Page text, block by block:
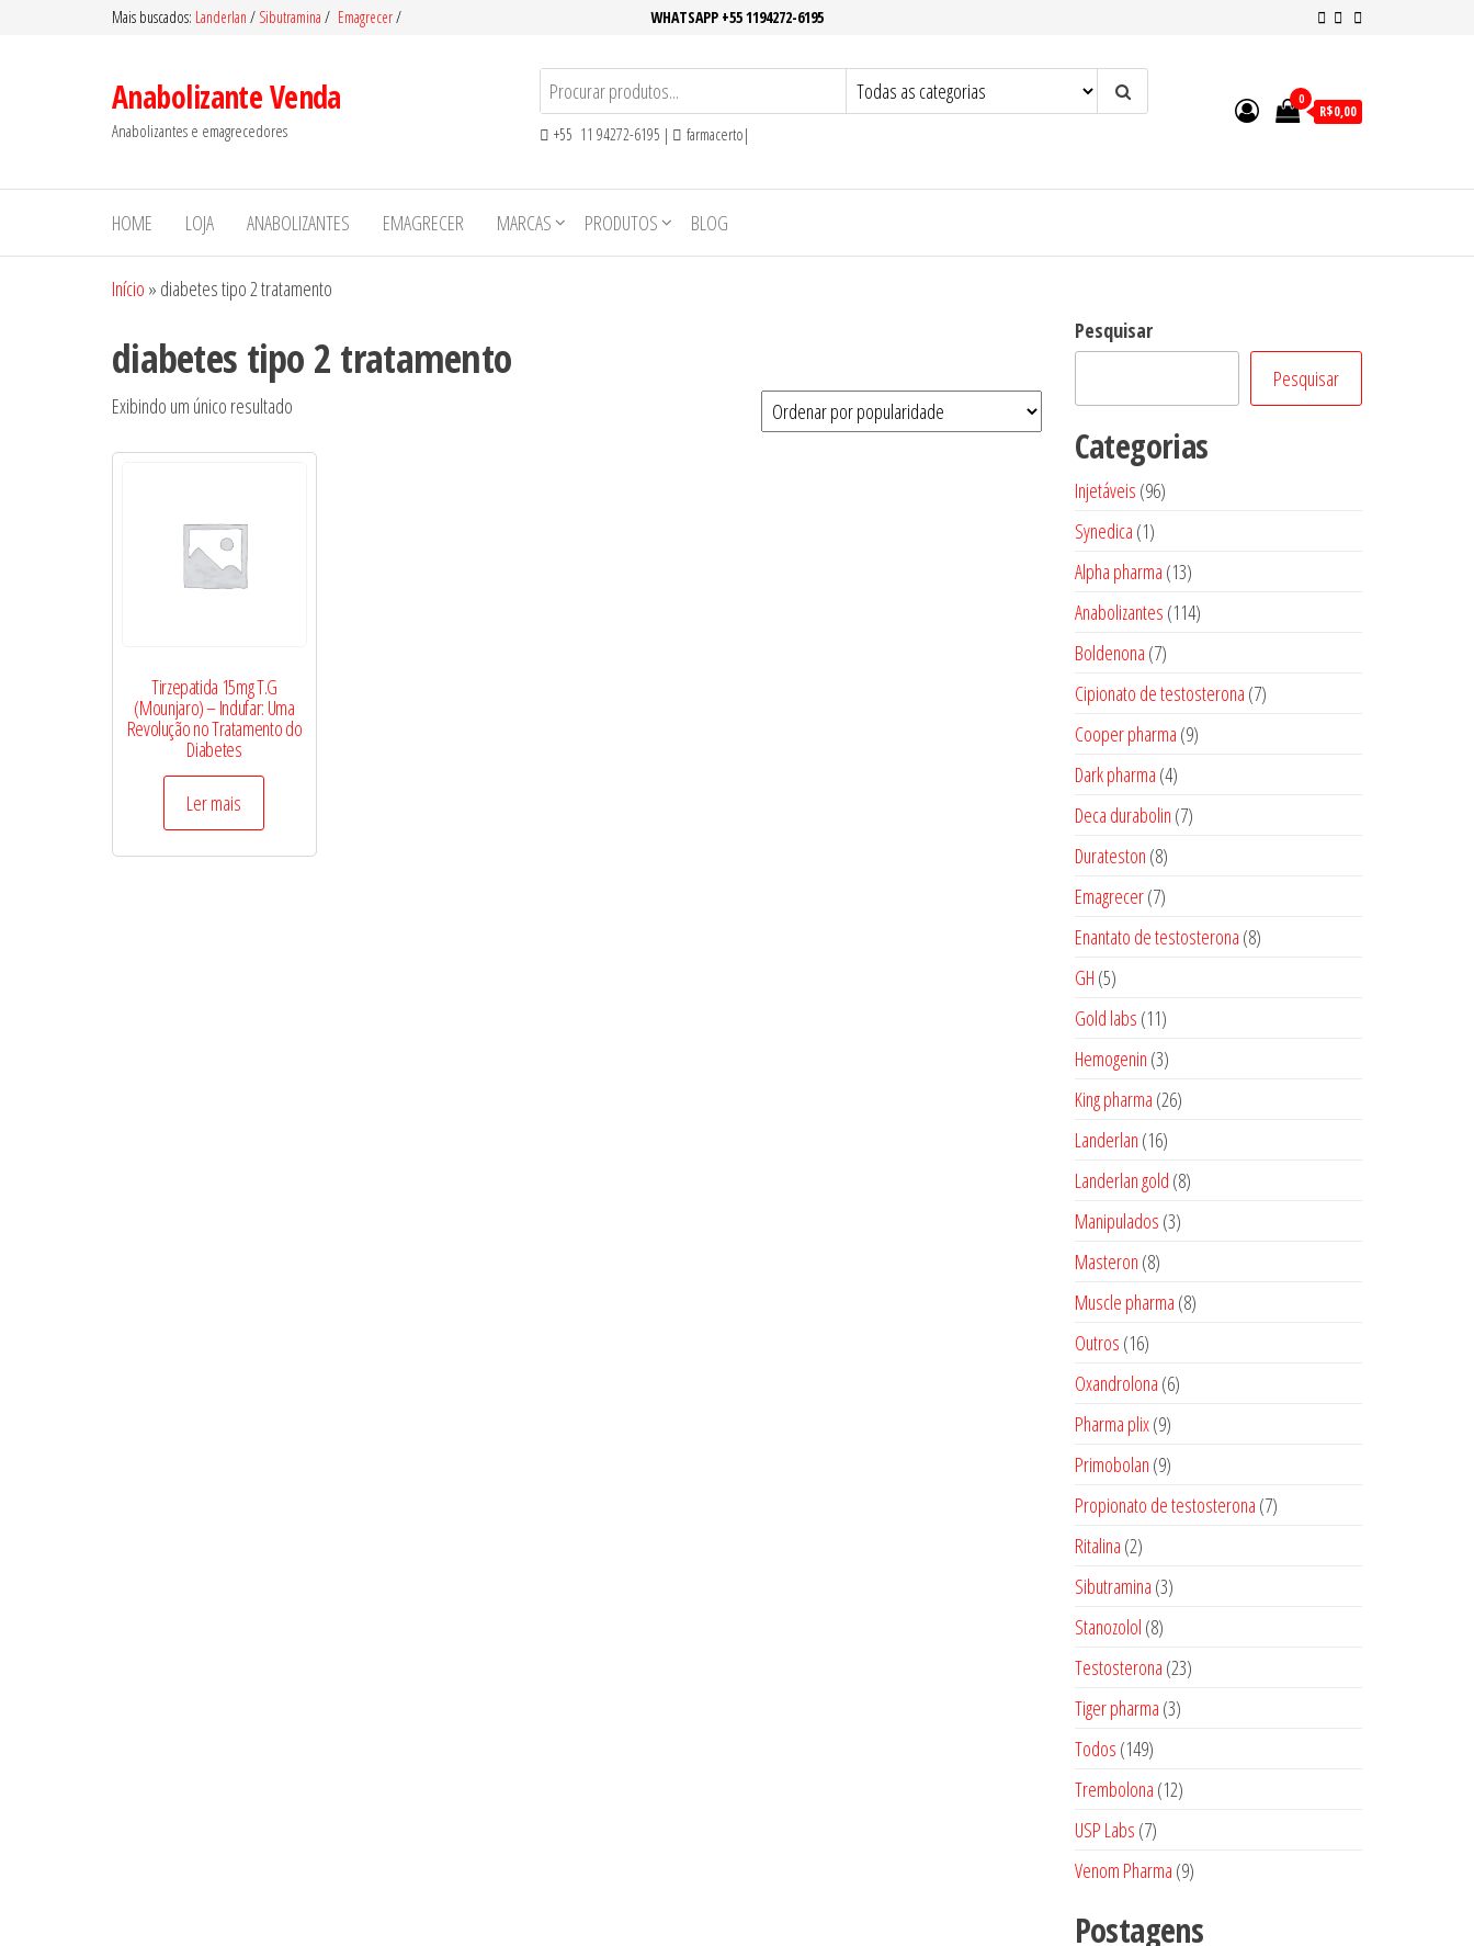
Mais buscados: Landerlan / Sibutramina / Emagrecer/ WHATSAPP +55 1194272-6195
Anabolizante Venda
Anabolizantes e emagrecedores +55 11 94272-6195 | farmacerto|
0
R$0,00
HOME LOJA ANABOLIZANTES EMAGRECER MARCAS PRODUTOS BLOG
Início » diabetes tipo 2 tratamento
diabetes tipo 2 tratamento
Exibindo um único resultado
Tirzepatida 15mg T.G
(Mounjaro) – Indufar: Uma
Revolução no Tratamento do
Diabetes
Ler mais
Pesquisar
Pesquisar
Categorias
Injetáveis 9696
Synedica 11
produto
Alpha pharma 1313
produtos
Anabolizantes 114114
Boldenona 77
produtos
Cipionato de testosterona 77
Cooper pharma 99
Dark pharma 44
produtos
Deca durabolin 77
Durateston 88
produtos
Emagrecer 77
produtos
Enantato de testosterona 88
GH 55
produtos
Gold labs 1111
produtos
Hemogenin 33
produtos
King pharma 2626
Landerlan 1616
produtos
Landerlan gold 88
Manipulados 33
Masteron 88
produtos
Muscle pharma 88
Outros 1616
produtos
Oxandrolona 66
Pharma plix 99
produtos
Primobolan 99
produtos
Propionato de testosterona 77
Ritalina 22
produtos
Sibutramina 33
Stanozolol 88
produtos
Testosterona 2323
Tiger pharma 33
Todos 149149
produtos
Trembolona 1212
USP Labs 77
produtos
Venom Pharma 99
Postagens